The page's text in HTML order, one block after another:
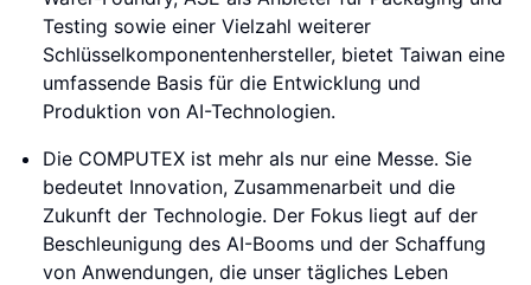
Testing sowie einer Vielzahl weiterer
Schlüsselkomponentenhersteller, bietet Taiwan eine
umfassende Basis für die Entwicklung und
Produktion von AI-Technologien.
Die COMPUTEX ist mehr als nur eine Messe. Sie
bedeutet Innovation, Zusammenarbeit und die
Zukunft der Technologie. Der Fokus liegt auf der
Beschleunigung des AI-Booms und der Schaffung
von Anwendungen, die unser tägliches Leben